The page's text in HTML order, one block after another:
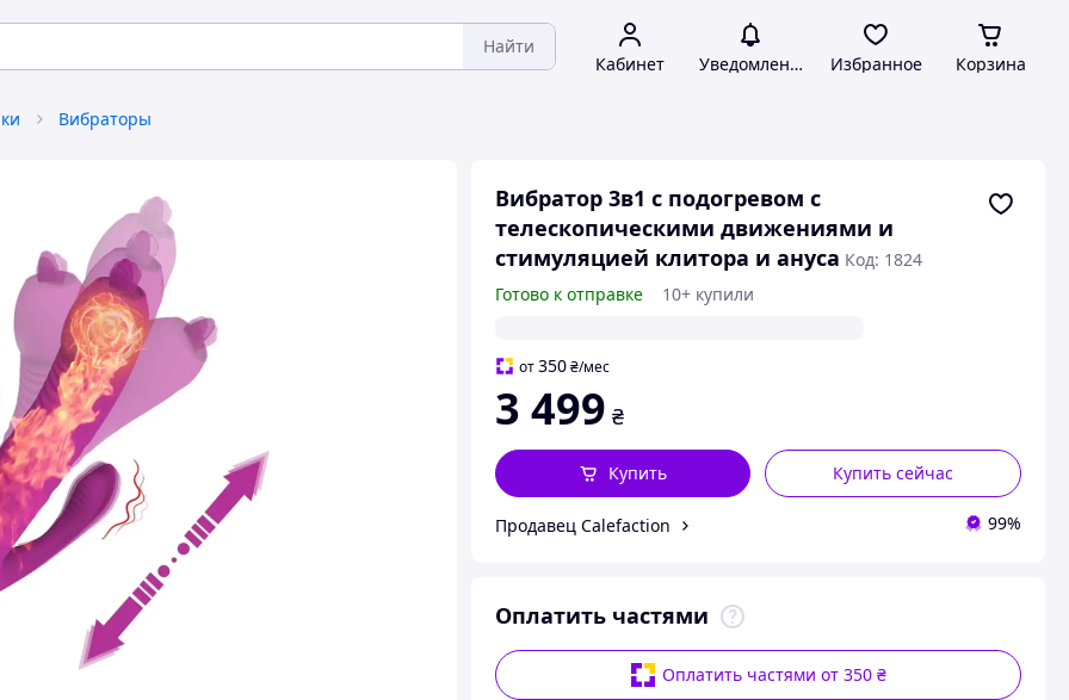
Найти
Кабинет Уведомления Избранное Корзина
Вибраторы
Вибратор 3в1 с подогревом с
телескопическими движениями и
стимуляцией клитора и ануса Код: 1824
Готово к отправке
10+ купили
от350 ₴/мес
3 499 ₴
Купить сейчас
Купить
Продавец Calefaction 99%
Оплатить частями
Оплатить частями от 350 ₴